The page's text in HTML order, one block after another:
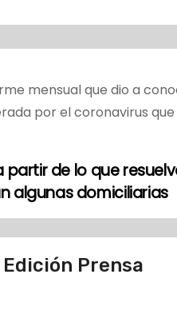
mensual que dio a
por el coronavirus
de lo que
algunas domiciliarias
Edición Prensa